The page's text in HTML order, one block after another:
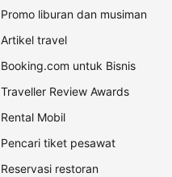
Promo liburan dan musiman
Artikel travel
Booking.com untuk Bisnis
Traveller Review Awards
Rental Mobil
Pencari tiket pesawat
Reservasi restoran